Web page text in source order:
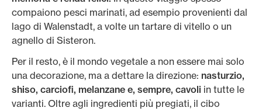
compaiono pesci marinati, ad esempio provenienti dal
lago di Walenstadt, a volte un tartare di vitello o un
agnello di Sisteron.
Per il resto, è il mondo vegetale a non essere mai solo
una decorazione, ma a dettare la direzione: nasturzio,
shiso, carciofi, melanzane e, sempre, cavoli in tutte le
varianti. Oltre agli ingredienti più pregiati, il cibo